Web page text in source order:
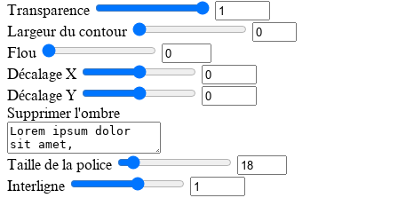
Transparence
Largeur du contour
Flou
Décalage X
Décalage Y
Supprimer l'ombre
Taille de la police
Interligne